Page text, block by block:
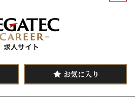
お気に入り